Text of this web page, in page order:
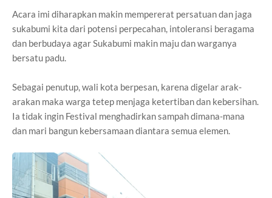
Acara imi diharapkan makin mempererat persatuan dan jaga
sukabumi kita dari potensi perpecahan, intoleransi beragama
dan berbudaya agar Sukabumi makin maju dan warganya
bersatu padu.
Sebagai penutup, wali kota berpesan, karena digelar arak-
arakan maka warga tetep menjaga ketertiban dan kebersihan.
Ia tidak ingin Festival menghadirkan sampah dimana-mana
dan mari bangun kebersamaan diantara semua elemen.